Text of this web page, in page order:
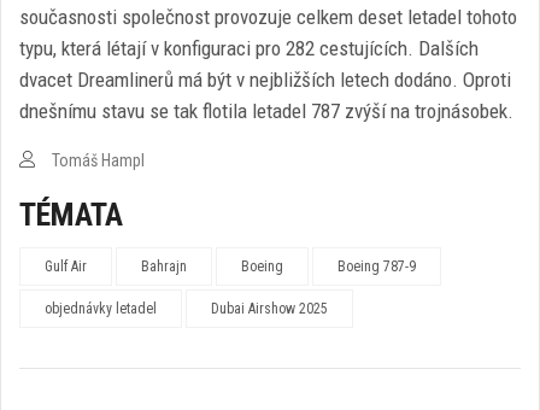
současnosti společnost provozuje celkem deset letadel tohoto
typu, která létají v konfiguraci pro 282 cestujících. Dalších
dvacet Dreamlinerů má být v nejbližších letech dodáno. Oproti
dnešnímu stavu se tak flotila letadel 787 zvýší na trojnásobek.
Tomáš Hampl
TÉMATA
Gulf Air Bahrajn Boeing Boeing 787-9
objednávky letadel Dubai Airshow 2025